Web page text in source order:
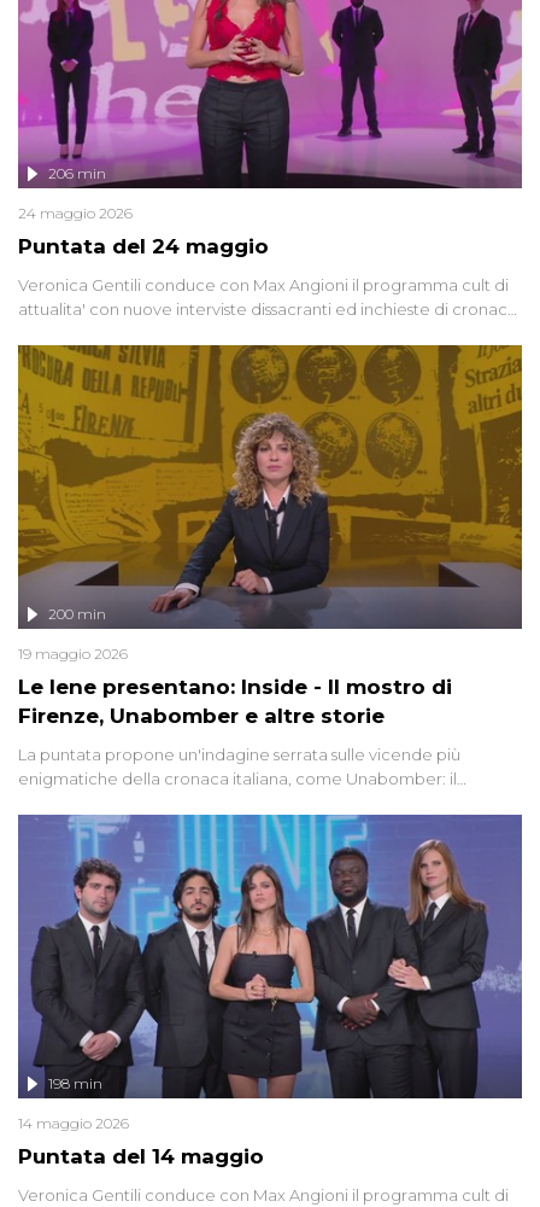
Puntata del 24 maggio
206 min
24 maggio 2026
Veronica Gentili conduce con Max Angioni il programma cult di
attualita' con nuove interviste dissacranti ed inchieste di cronaca
Le Iene presentano: Inside - Il mostro di
Firenze, Unabomber e altre storie
200 min
19 maggio 2026
La puntata propone un'indagine serrata sulle vicende più
enigmatiche della cronaca italiana, come Unabomber: il
'90 e il 2000 che, inquietantemente, potrebbe essere ancora in
libertà. Lo speciale affronta inoltre le zone d'ombra sul Mostro di
Firenze, le cui responsabilità appaiono ancora oggi avvolte in un
groviglio di dubbi mai chiariti. Nel corso dello speciale anche
l'intervista inedita a Olindo Romano, realizzata ne...
Puntata del 14 maggio
198 min
14 maggio 2026
Veronica Gentili conduce con Max Angioni il programma cult di